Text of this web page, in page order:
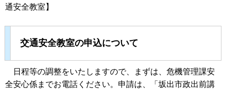
通安全教室】
交通安全教室の申込について
日程等の調整をいたしますので、まずは、危機管理課安
全安心係までお電話ください。申請は、「坂出市政出前講